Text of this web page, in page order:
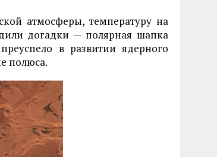
атмосферы, температуру на
догадки — полярная шапка
в развитии ядерного
полюса.